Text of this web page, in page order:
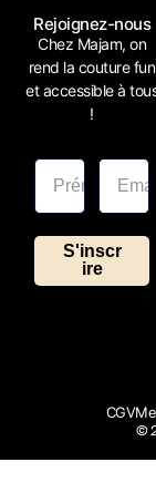
Rejoignez-nous
Chez Majam, on
rend la couture fun
et accessible à
!
S'inscr
ire
©
CGV